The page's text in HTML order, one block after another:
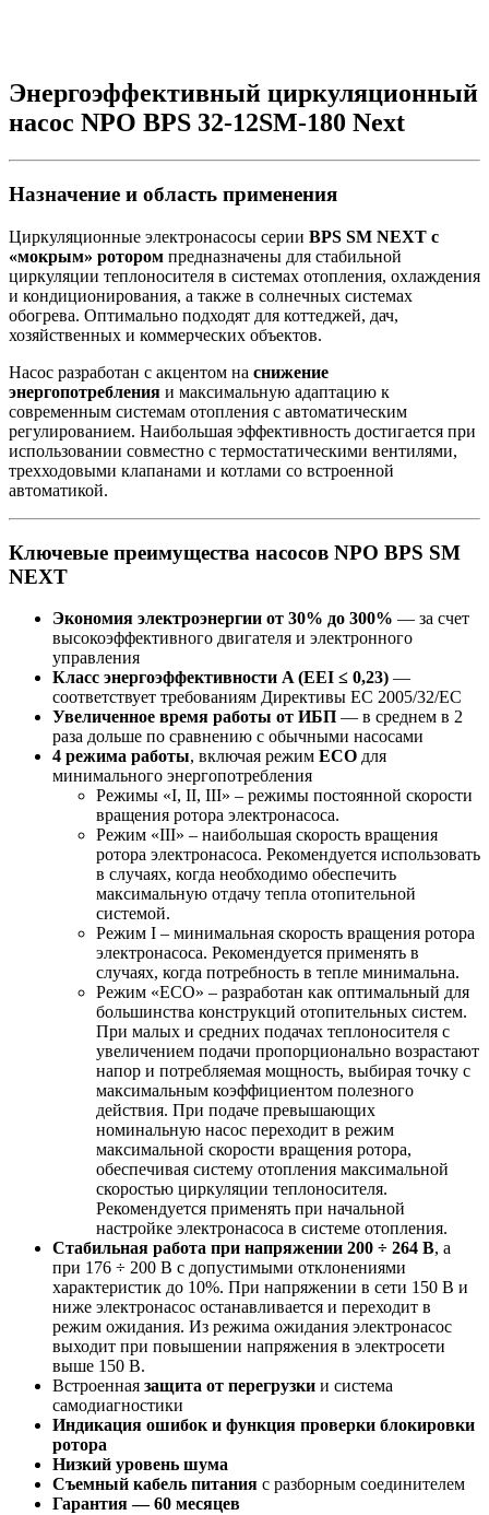
Энергоэффективный циркуляционный
насос NPO BPS 32-12SM-180 Next
Назначение и область применения
Циркуляционные электронасосы серии BPS SM NEXT с
«мокрым» ротором предназначены для стабильной
циркуляции теплоносителя в системах отопления, охлаждения
и кондиционирования, а также в солнечных системах
обогрева. Оптимально подходят для коттеджей, дач,
хозяйственных и коммерческих объектов.
Насос разработан с акцентом на снижение
энергопотребления и максимальную адаптацию к
современным системам отопления с автоматическим
регулированием. Наибольшая эффективность достигается при
использовании совместно с термостатическими вентилями,
трехходовыми клапанами и котлами со встроенной
автоматикой.
Ключевые преимущества насосов NPO BPS SM
NEXT
Экономия электроэнергии от 30% до 300% — за счет
высокоэффективного двигателя и электронного
управления
Класс энергоэффективности A (EEI ≤ 0,23) —
соответствует требованиям Директивы ЕС 2005/32/EC
Увеличенное время работы от ИБП — в среднем в 2
раза дольше по сравнению с обычными насосами
4 режима работы, включая режим ECO для
минимального энергопотребления
Режимы «I, II, III» – режимы постоянной скорости
вращения ротора электронасоса.
Режим «III» – наибольшая скорость вращения
ротора электронасоса. Рекомендуется использовать
в случаях, когда необходимо обеспечить
максимальную отдачу тепла отопительной
системой.
Режим I – минимальная скорость вращения ротора
электронасоса. Рекомендуется применять в
случаях, когда потребность в тепле минимальна.
Режим «ECO» – разработан как оптимальный для
большинства конструкций отопительных систем.
При малых и средних подачах теплоносителя с
увеличением подачи пропорционально возрастают
напор и потребляемая мощность, выбирая точку с
максимальным коэффициентом полезного
действия. При подаче превышающих
номинальную насос переходит в режим
максимальной скорости вращения ротора,
обеспечивая систему отопления максимальной
скоростью циркуляции теплоносителя.
Рекомендуется применять при начальной
настройке электронасоса в системе отопления.
Стабильная работа при напряжении 200 ÷ 264 В, а
при 176 ÷ 200 В с допустимыми отклонениями
характеристик до 10%. При напряжении в сети 150 В и
ниже электронасос останавливается и переходит в
режим ожидания. Из режима ожидания электронасос
выходит при повышении напряжения в электросети
выше 150 В.
Встроенная защита от перегрузки и система
самодиагностики
Индикация ошибок и функция проверки блокировки
ротора
Низкий уровень шума
Съемный кабель питания с разборным соединителем
Гарантия — 60 месяцев